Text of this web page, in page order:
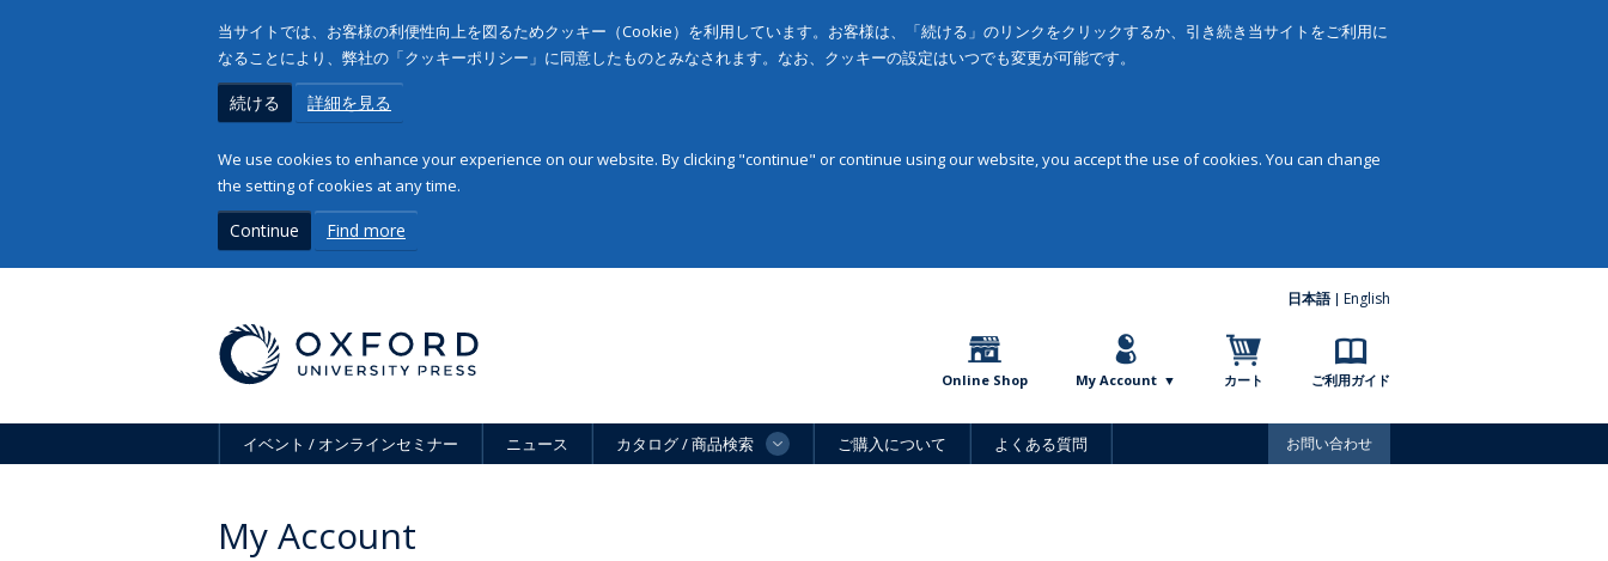
当サイトでは、お客様の利便性向上を図るためクッキー（Cookie）を利用しています。お客様は、「続ける」のリンクをクリックするか、引き続き当サイトをご利用に
なることにより、弊社の「クッキーポリシー」に同意したものとみなされます。なお、クッキーの設定はいつでも変更が可能です。
続ける 詳細を見る
We use cookies to enhance your experience on our website. By clicking "continue" or continue using our website, you accept the use of cookies. You can change
the setting of cookies at any time.
Continue Find more
日本語 English
Online Shop My Account カート ご利用ガイド
イベント / オンラインセミナー ニュース カタログ / 商品検索 ご購入について よくある質問 お問い合わせ
My Account